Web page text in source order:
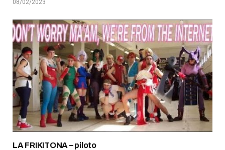
08/02/2023
LA FRIKITONA – piloto